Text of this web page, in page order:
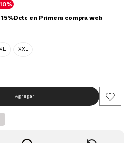
15%Dcto en Primera compra web
XL XXL
Agregar